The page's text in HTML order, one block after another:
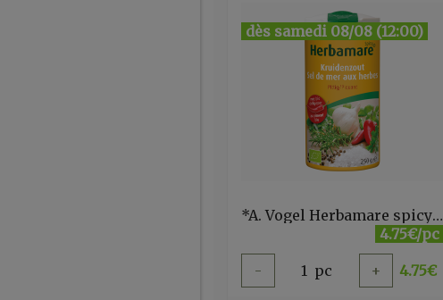
dès samedi 08/08 (12:00)
*A. Vogel Herbamare spicy bio 250g - FR
4.75€/pc
- 1 pc + 4.75€